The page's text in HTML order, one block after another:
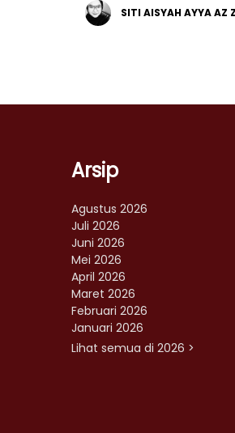
SITI AISYAH AYYA AZ
Arsip
Agustus 2026
Juli 2026
Juni 2026
Mei 2026
April 2026
Maret 2026
Februari 2026
Januari 2026
Lihat semua di 2026 >